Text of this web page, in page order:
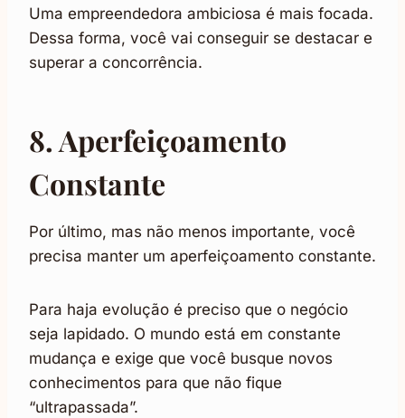
Uma empreendedora ambiciosa é mais focada.
Dessa forma, você vai conseguir se destacar e
superar a concorrência.
8. Aperfeiçoamento
Constante
Por último, mas não menos importante, você
precisa manter um aperfeiçoamento constante.
Para haja evolução é preciso que o negócio
seja lapidado. O mundo está em constante
mudança e exige que você busque novos
conhecimentos para que não fique
“ultrapassada”.